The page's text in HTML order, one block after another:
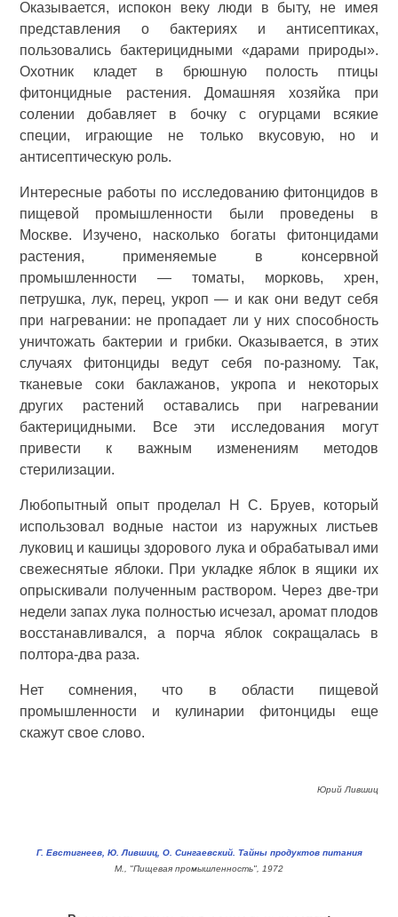
Оказывается, испокон веку люди в быту, не имея
представления о бактериях и антисептиках,
пользовались бактерицидными «дарами природы».
Охотник кладет в брюшную полость птицы
фитонцидные растения. Домашняя хозяйка при
солении добавляет в бочку с огурцами всякие
специи, играющие не только вкусовую, но и
антисептическую роль.
Интересные работы по исследованию фитонцидов в
пищевой промышленности были проведены в
Москве. Изучено, насколько богаты фитонцидами
растения, применяемые в консервной
промышленности — томаты, морковь, хрен,
петрушка, лук, перец, укроп — и как они ведут себя
при нагревании: не пропадает ли у них способность
уничтожать бактерии и грибки. Оказывается, в этих
случаях фитонциды ведут себя по-разному. Так,
тканевые соки баклажанов, укропа и некоторых
других растений оставались при нагревании
бактерицидными. Все эти исследования могут
привести к важным изменениям методов
стерилизации.
Любопытный опыт проделал Н С. Бруев, который
использовал водные настои из наружных листьев
луковиц и кашицы здорового лука и обрабатывал ими
свежеснятые яблоки. При укладке яблок в ящики их
опрыскивали полученным раствором. Через две-три
недели запах лука полностью исчезал, аромат плодов
восстанавливался, а порча яблок сокращалась в
полтора-два раза.
Нет сомнения, что в области пищевой
промышленности и кулинарии фитонциды еще
скажут свое слово.
Юрий Лившиц
Г. Евстигнеев, Ю. Лившиц, О. Сингаевский. Тайны продуктов питания
М., "Пищевая промышленность", 1972